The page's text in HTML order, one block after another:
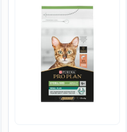
ИНДЕЙКА)